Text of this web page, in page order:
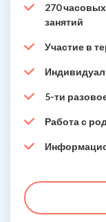
270
занятий
Участие в
5-ти
Работа с